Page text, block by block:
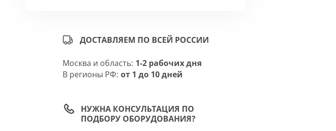
ДОСТАВЛЯЕМ ПО ВСЕЙ РОССИИ
Москва и область: 1-2 рабочих дня
В регионы РФ: от 1 до 10 дней
НУЖНА КОНСУЛЬТАЦИЯ ПО
ПОДБОРУ ОБОРУДОВАНИЯ?